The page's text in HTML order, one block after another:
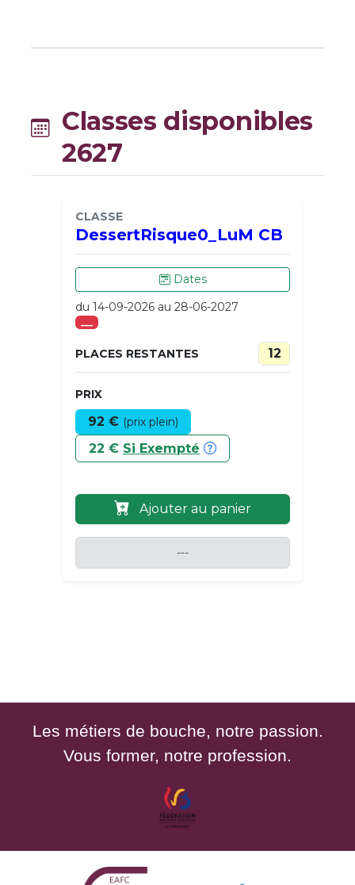
Classes disponibles
2627
CLASSE
DessertRisque0_LuM CB
Dates
du 14-09-2026 au 28-06-2027
___
PLACES RESTANTES 12
PRIX
92 € (prix plein)
22 € Si Exempté
Ajouter au panier
---
Les métiers de bouche, notre passion.
Vous former, notre profession.